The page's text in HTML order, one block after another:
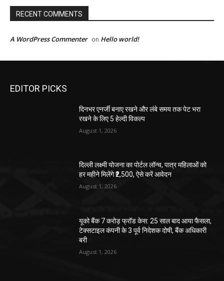
RECENT COMMENTS
A WordPress Commenter on Hello world!
EDITOR PICKS
दिनभर एनर्जी बनाए रखने और लंबे समय तक पेट भरा
रखने के लिए 5 हेल्दी विकल्प
August 1, 2026
दिल्ली लक्ष्मी योजना का पोर्टल लॉन्च, पात्र महिलाओं को
हर महीने मिलेंगे ₹2,500, ऐसे करें आवेदन
August 1, 2026
यूको बैंक 7 करोड़ फ्रॉड केस: 25 साल बाद आया फैसला,
टेक्सटाइल कंपनी के 3 पूर्व निदेशक दोषी, बैंक अधिकारी
बरी
August 1, 2026